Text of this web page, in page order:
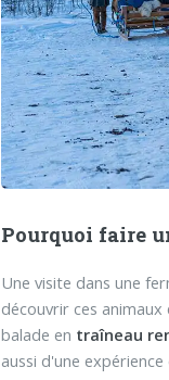
Pourquoi faire
Une visite dans une
découvrir ces
balade en traîneau
aussi d'une